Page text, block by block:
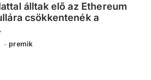
álltak elő az Ethereum
csökkentenék a
premik